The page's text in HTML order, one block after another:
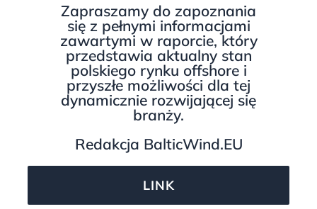
Zapraszamy do zapoznania
się z pełnymi informacjami
zawartymi w raporcie, który
przedstawia aktualny stan
polskiego rynku offshore i
przyszłe możliwości dla tej
dynamicznie rozwijającej się
branży.
Redakcja BalticWind.EU
LINK